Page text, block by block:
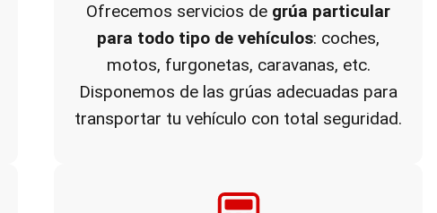
Ofrecemos servicios de grúa particular
para todo tipo de vehículos: coches,
motos, furgonetas, caravanas, etc.
Disponemos de las grúas adecuadas para
transportar tu vehículo con total seguridad.